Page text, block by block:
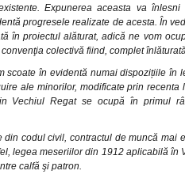
Expunerea aceasta va
progresele realizate de acesta. În
în proiectul alăturat, adică ne vom
convenţia colectivă fiind, complet
scoate în evidentă numai dispozițiile în
ale minorilor, modificate prin
Vechiul Regat se ocupă în primul
codul civil, contractul de muncă mai
legea meseriilor din 1912 aplicabilă în
calfă şi patron.